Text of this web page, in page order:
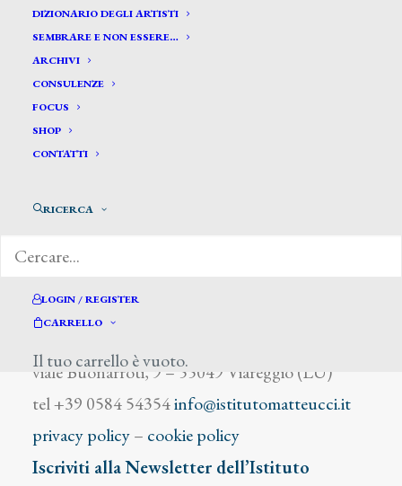
DIZIONARIO DEGLI ARTISTI
SEMBRARE E NON ESSERE…
ARCHIVI
CONSULENZE
FOCUS
SHOP
CONTATTI
RICERCA
LOGIN / REGISTER
CARRELLO
Il tuo carrello è vuoto.
De Fregher Francesco
viale Buonarroti, 9 – 55049 Viareggio (LU)
tel +39 0584 54354info@istitutomatteucci.it
privacy policy– cookie policy
Iscriviti alla Newsletter dell’Istituto